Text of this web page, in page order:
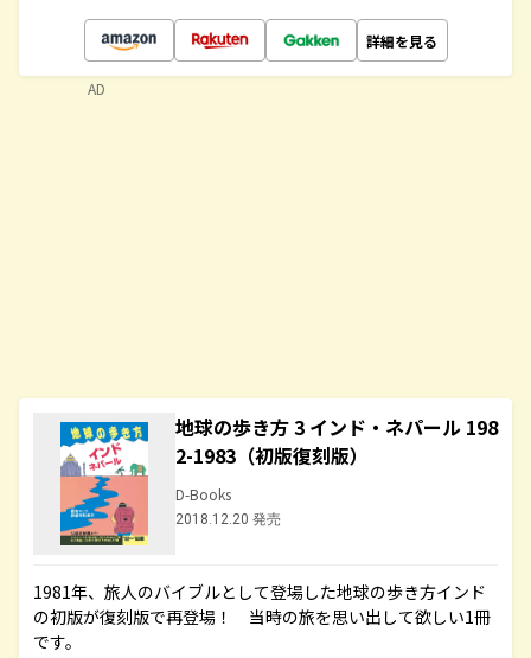
詳細を見る
地球の歩き方 3 インド・ネパール 198
2-1983（初版復刻版）
D-Books
2018.12.20 発売
1981年、旅人のバイブルとして登場した地球の歩き方インド
の初版が復刻版で再登場！ 当時の旅を思い出して欲しい1冊
です。
AD